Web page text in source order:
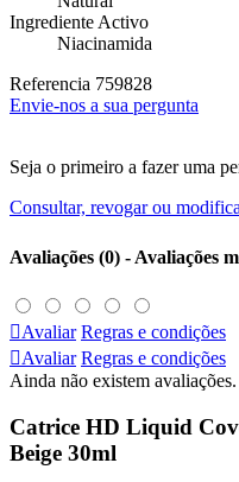
Ingrediente Activo
Niacinamida
Referencia 759828
Envie-nos a sua pergunta
Seja o primeiro a fazer uma
Consultar, revogar ou
Avaliações (0) - Avaliações
Avaliar Regras e condições
Avaliar Regras e condições
Ainda não existem avaliações.
Catrice HD Liquid
Beige 30ml